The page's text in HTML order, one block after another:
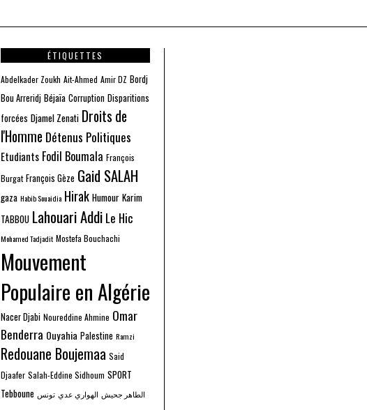
ÉTIQUETTES
Abdelkader Zoukh Ait-Ahmed Amir DZ Bordj
Bou Arreridj Béjaïa Corruption Disparitions
forcées Djamel Zenati Droits de
l'Homme Détenus Politiques
Etudiants Fodil Boumala François
Burgat François Gèze Gaid SALAH
gaza Habib Souaidia Hirak Humour Karim
TABBOU Lahouari Addi Le Hic
Mohamed Tadjadit Mostefa Bouchachi
Mouvement
Populaire en Algérie
Nacer Djabi Noureddine Ahmine Omar
Benderra Ouyahia Palestine Ramzi
Redouane Boujemaa Said
Djaafer Salah-Eddine Sidhoum SPORT
Tebboune
الطاهر جحيش الهواري عدي تونس